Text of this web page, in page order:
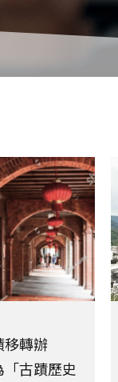
特色
規彙整
誠
移轉辦
古蹟歷史